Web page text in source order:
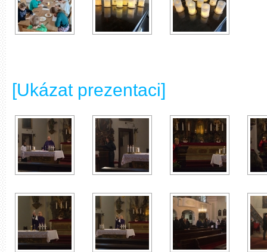
[Ukázat prezentaci]